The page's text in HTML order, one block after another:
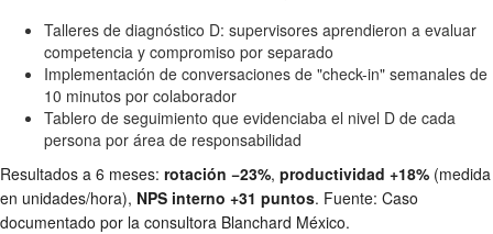
Talleres de diagnóstico D: supervisores aprendieron a evaluar
competencia y compromiso por separado
Implementación de conversaciones de "check-in" semanales de
10 minutos por colaborador
Tablero de seguimiento que evidenciaba el nivel D de cada
persona por área de responsabilidad
Resultados a 6 meses: rotación −23%, productividad +18% (medida
en unidades/hora), NPS interno +31 puntos. Fuente: Caso
documentado por la consultora Blanchard México.